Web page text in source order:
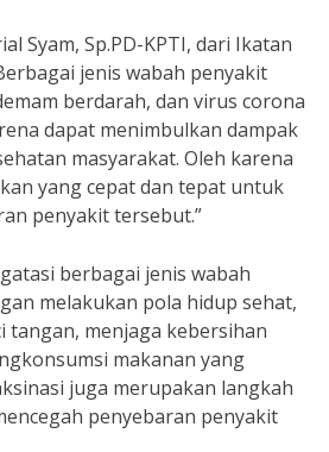
Syam, Sp.PD-KPTI, dari Ikatan
jenis wabah penyakit
berdarah, dan virus corona
dapat menimbulkan dampak
masyarakat. Oleh karena
yang cepat dan tepat untuk
penyakit tersebut.”
berbagai jenis wabah
melakukan pola hidup sehat,
tangan, menjaga kebersihan
makanan yang
juga merupakan langkah
penyebaran penyakit